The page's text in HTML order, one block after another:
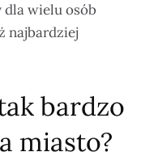
wielu osób
najbardziej
bardzo
miasto?